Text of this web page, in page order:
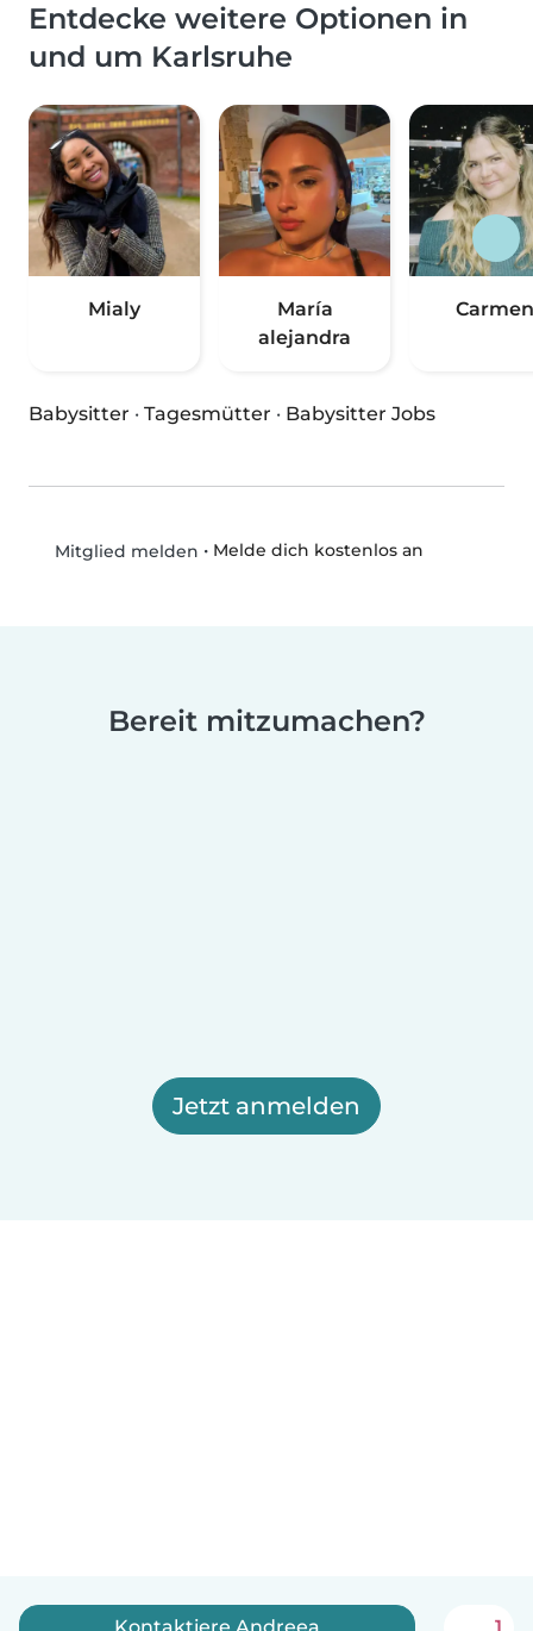
Entdecke weitere Optionen in
und um Karlsruhe
Mialy
María
alejandra
Carmen
Babysitter · Tagesmütter · Babysitter Jobs
Mitglied melden • Melde dich kostenlos an
Bereit mitzumachen?
Jetzt anmelden
Kontaktiere Andreea